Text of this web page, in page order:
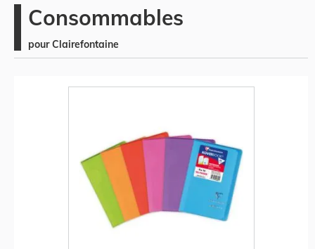
Consommables
pour Clairefontaine